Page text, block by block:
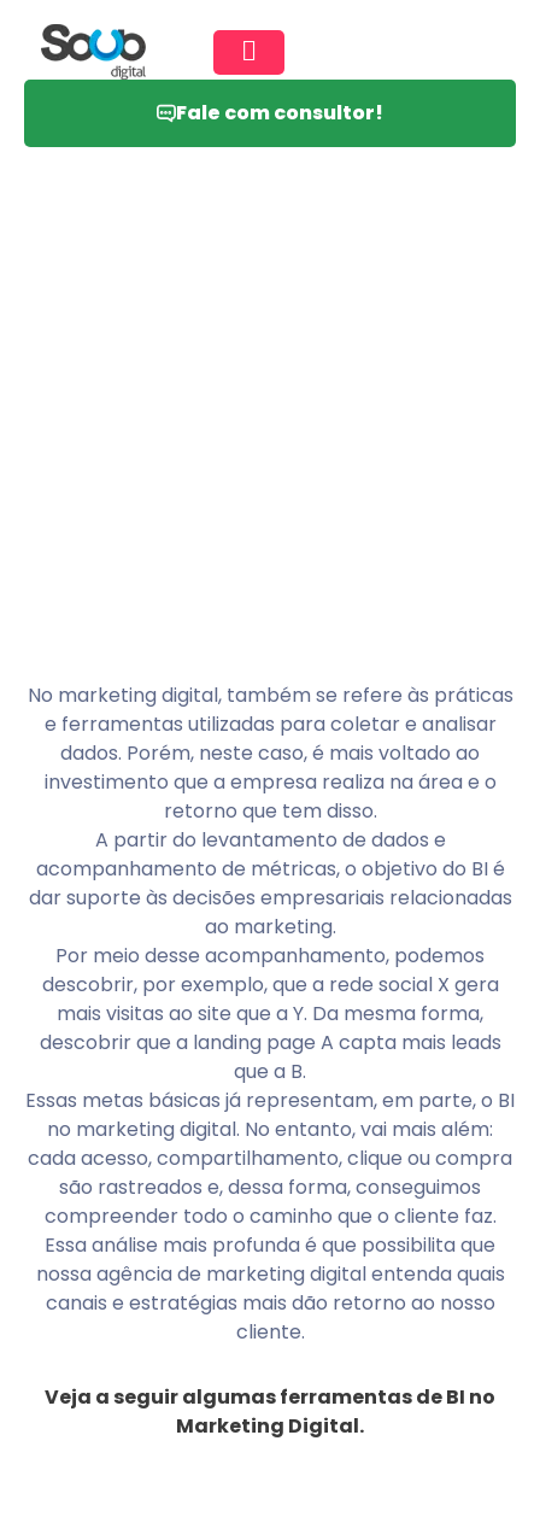
Fale com consultor!
No marketing digital, também se refere às práticas
e ferramentas utilizadas para coletar e analisar
dados. Porém, neste caso, é mais voltado ao
investimento que a empresa realiza na área e o
retorno que tem disso.
A partir do levantamento de dados e
acompanhamento de métricas, o objetivo do BI é
dar suporte às decisões empresariais relacionadas
ao marketing.
Por meio desse acompanhamento, podemos
descobrir, por exemplo, que a rede social X gera
mais visitas ao site que a Y. Da mesma forma,
descobrir que a landing page A capta mais leads
que a B.
Essas metas básicas já representam, em parte, o BI
no marketing digital. No entanto, vai mais além:
cada acesso, compartilhamento, clique ou compra
são rastreados e, dessa forma, conseguimos
compreender todo o caminho que o cliente faz.
Essa análise mais profunda é que possibilita que
nossa agência de marketing digital entenda quais
canais e estratégias mais dão retorno ao nosso
cliente.
Veja a seguir algumas ferramentas de BI no
Marketing Digital.